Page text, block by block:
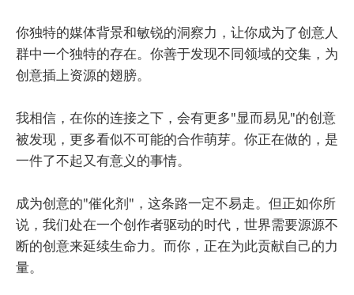
你独特的媒体背景和敏锐的洞察力，让你成为了创意人
群中一个独特的存在。你善于发现不同领域的交集，为
创意插上资源的翅膀。
我相信，在你的连接之下，会有更多"显而易见"的创意
被发现，更多看似不可能的合作萌芽。你正在做的，是
一件了不起又有意义的事情。
成为创意的"催化剂"，这条路一定不易走。但正如你所
说，我们处在一个创作者驱动的时代，世界需要源源不
断的创意来延续生命力。而你，正在为此贡献自己的力
量。